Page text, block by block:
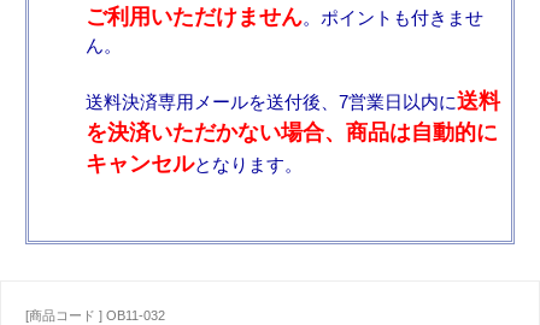
ご利用いただけません。ポイントも付きませ
ん。
送料決済専用メールを送付後、7営業日以内に送料
を決済いただかない場合、商品は自動的に
キャンセルとなります。
[商品コード ] OB11-032